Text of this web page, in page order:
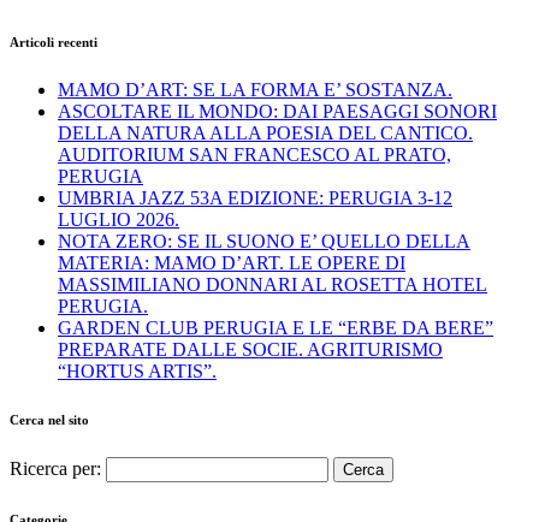
Articoli recenti
MAMO D’ART: SE LA FORMA E’ SOSTANZA.
ASCOLTARE IL MONDO: DAI PAESAGGI SONORI
DELLA NATURA ALLA POESIA DEL CANTICO.
AUDITORIUM SAN FRANCESCO AL PRATO,
PERUGIA
UMBRIA JAZZ 53A EDIZIONE: PERUGIA 3-12
LUGLIO 2026.
NOTA ZERO: SE IL SUONO E’ QUELLO DELLA
MATERIA: MAMO D’ART. LE OPERE DI
MASSIMILIANO DONNARI AL ROSETTA HOTEL
PERUGIA.
GARDEN CLUB PERUGIA E LE “ERBE DA BERE”
PREPARATE DALLE SOCIE. AGRITURISMO
“HORTUS ARTIS”.
Cerca nel sito
Ricerca per:
Categorie